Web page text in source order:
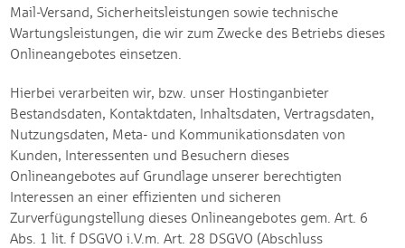
Mail-Versand, Sicherheitsleistungen sowie technische
Wartungsleistungen, die wir zum Zwecke des Betriebs dieses
Onlineangebotes einsetzen.
Hierbei verarbeiten wir, bzw. unser Hostinganbieter
Bestandsdaten, Kontaktdaten, Inhaltsdaten, Vertragsdaten,
Nutzungsdaten, Meta- und Kommunikationsdaten von
Kunden, Interessenten und Besuchern dieses
Onlineangebotes auf Grundlage unserer berechtigten
Interessen an einer effizienten und sicheren
Zurverfügungstellung dieses Onlineangebotes gem. Art. 6
Abs. 1 lit. f DSGVO i.V.m. Art. 28 DSGVO (Abschluss